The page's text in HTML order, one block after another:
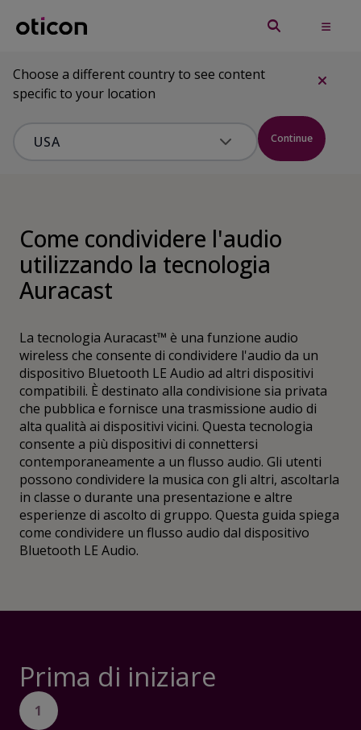
Choose a different country to see content
specific to your location
Continue
Come condividere l'audio
utilizzando la tecnologia
Auracast
La tecnologia Auracast™ è una funzione audio
wireless che consente di condividere l'audio da un
dispositivo Bluetooth LE Audio ad altri dispositivi
compatibili. È destinato alla condivisione sia privata
che pubblica e fornisce una trasmissione audio di
alta qualità ai dispositivi vicini. Questa tecnologia
consente a più dispositivi di connettersi
contemporaneamente a un flusso audio. Gli utenti
possono condividere la musica con gli altri, ascoltarla
in classe o durante una presentazione e altre
esperienze di ascolto di gruppo. Questa guida spiega
come condividere un flusso audio dal dispositivo
Bluetooth LE Audio.
Prima di iniziare
1